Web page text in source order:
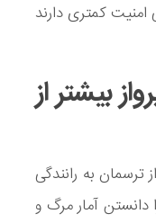
کمتری دارند
بیشتر از
به رانندگی
آمار مرگ و